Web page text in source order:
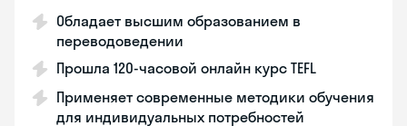
Обладает высшим образованием в
переводоведении
Прошла 120-часовой онлайн курс TEFL
Применяет современные методики обучения
для индивидуальных потребностей